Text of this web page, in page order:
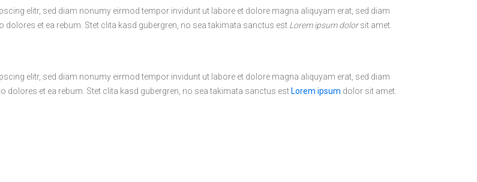
elitr, sed diam nonumy eirmod tempor invidunt ut labore et dolore magna aliquyam erat, sed diam
dolores et ea rebum. Stet clita kasd gubergren, no sea takimata sanctus est Lorem ipsum dolorsit amet.
elitr, sed diam nonumy eirmod tempor invidunt ut labore et dolore magna aliquyam erat, sed diam
dolores et ea rebum. Stet clita kasd gubergren, no sea takimata sanctus est Lorem ipsum dolor sit amet.